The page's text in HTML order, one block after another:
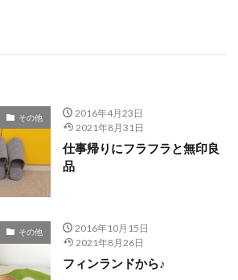
その他
2016年4月23日
2021年8月31日
仕事帰りにフラフラと無印良
品
その他
2016年10月15日
2021年8月26日
フィンランドから♪